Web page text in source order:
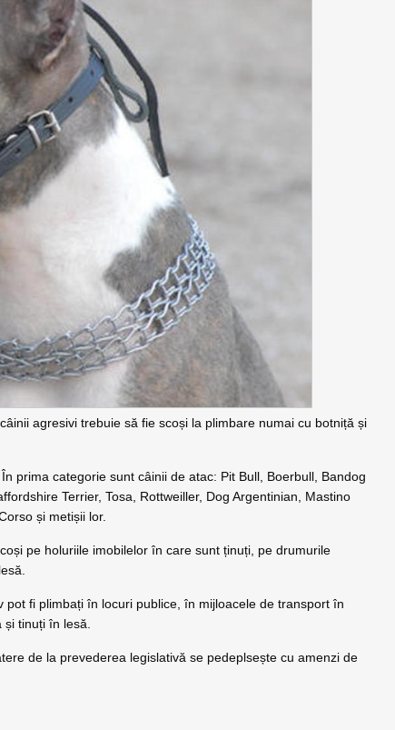
agresivi trebuie să fie scoși la plimbare numai cu botniță și
prima categorie sunt câinii de atac: Pit Bull, Boerbull, Bandog
Terrier, Tosa, Rottweiller, Dog Argentinian, Mastino
și metișii lor.
pe holuriile imobilelor în care sunt ținuți, pe drumurile
fi plimbați în locuri publice, în mijloacele de transport în
tinuți în lesă.
de la prevederea legislativă se pedeplsește cu amenzi de